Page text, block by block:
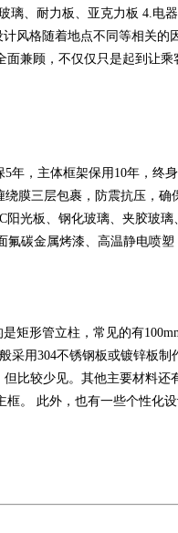
、耐力板、亚克力板 4.电
风格随着地点不同等相关的
兼顾，不仅仅只是起到让
，主体框架保用10年，终
膜三层包裹，防震抗压，
光板、钢化玻璃、夹胶玻
氟碳金属烤漆、高温静电喷塑
形管立柱，常见的有
用304不锈钢板或镀锌板制
比较少见。其他主要材料还
。 此外，也有一些个性化